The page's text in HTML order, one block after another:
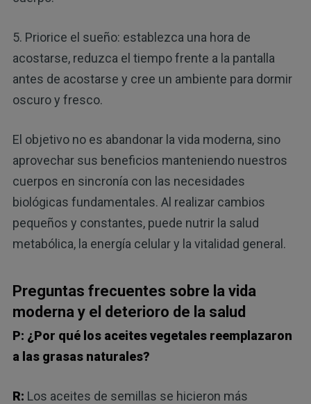
5. Priorice el sueño: establezca una hora de
acostarse, reduzca el tiempo frente a la pantalla
antes de acostarse y cree un ambiente para dormir
oscuro y fresco.
El objetivo no es abandonar la vida moderna, sino
aprovechar sus beneficios manteniendo nuestros
cuerpos en sincronía con las necesidades
biológicas fundamentales. Al realizar cambios
pequeños y constantes, puede nutrir la salud
metabólica, la energía celular y la vitalidad general.
Preguntas frecuentes sobre la vida
moderna y el deterioro de la salud
P: ¿Por qué los aceites vegetales reemplazaron
a las grasas naturales?
R: Los aceites de semillas se hicieron más